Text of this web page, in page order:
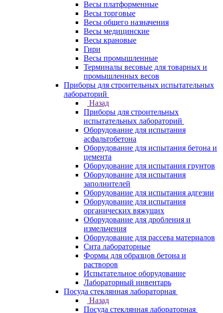
Весы платформенные
Весы торговые
Весы общего назначения
Весы медицинские
Весы крановые
Гири
Весы промышленные
Терминалы весовые для товарных и
промышленных весов
Приборы для строительных испытательных
лабораторий
Назад
Приборы для строительных
испытательных лабораторий
Оборудование для испытания
асфальтобетона
Оборудование для испытания бетона и
цемента
Оборудование для испытания грунтов
Оборудование для испытания
заполнителей
Оборудование для испытания адгезии
Оборудование для испытания
органических вяжущих
Оборудование для дробления и
измельчения
Оборудование для рассева материалов
Сита лабораторные
Формы для образцов бетона и
растворов
Испытательное оборудование
Лабораторный инвентарь
Посуда стеклянная лабораторная
Назад
Посуда стеклянная лабораторная